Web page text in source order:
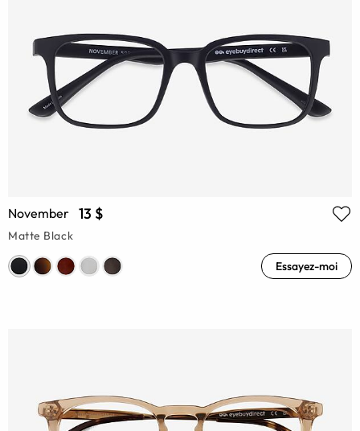
November 13 $
Matte Black
Essayez-moi